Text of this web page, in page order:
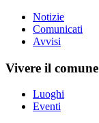
Notizie
Comunicati
Avvisi
Vivere il comune
Luoghi
Eventi